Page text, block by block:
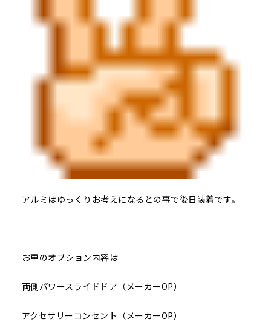
アルミはゆっくりお考えになるとの事で後日装着です。
お車のオプション内容は
両側パワースライドドア（メーカーOP）
アクセサリーコンセント（メーカーOP）